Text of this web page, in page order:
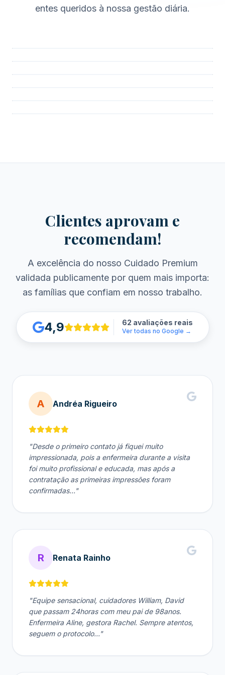
entes queridos à nossa gestão diária.
Clientes aprovam e
recomendam!
A excelência do nosso Cuidado Premium
validada publicamente por quem mais importa:
as famílias que confiam em nosso trabalho.
4,9 62 avaliações reais
Ver todas no Google →
A Andréa Rigueiro
"Desde o primeiro contato já fiquei muito
impressionada, pois a enfermeira durante a visita
foi muito profissional e educada, mas após a
contratação as primeiras impressões foram
confirmadas..."
R Renata Rainho
"Equipe sensacional, cuidadores William, David
que passam 24horas com meu pai de 98anos.
Enfermeira Aline, gestora Rachel. Sempre atentos,
seguem o protocolo..."